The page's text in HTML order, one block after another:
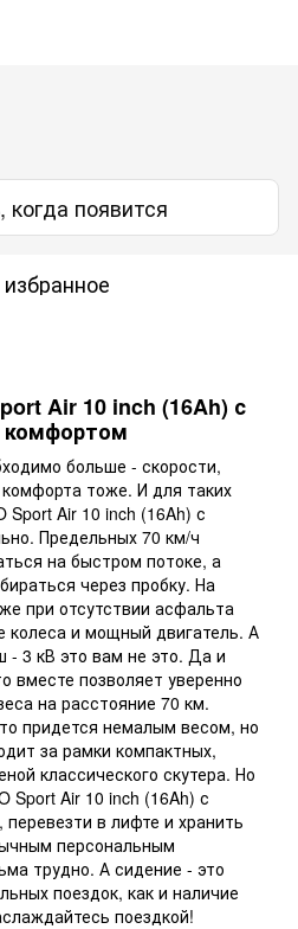
появится
Air 10 inch (16Ah) с
комфортом
больше - скорости,
тоже. И для таких
Sport Air 10 inch (16Ah) с
Предельных 70 км/ч
на быстром потоке, а
через пробку. На
при отсутствии асфальта
колеса и мощный двигатель. А
- 3 кВ это вам не это. Да и
вместе позволяет уверенно
на расстояние 70 км.
придется немалым весом, но
за рамки компактных,
классического скутера. Но
Sport Air 10 inch (16Ah) с
в лифте и хранить
персональным
трудно. А сидение - это
поездок, как и наличие
поездкой!